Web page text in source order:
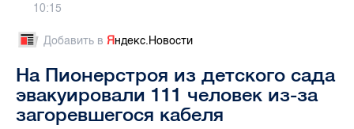
10:15
Добавить в Яндекс.Новости
На Пионерстроя из детского сада
эвакуировали 111 человек из-за
загоревшегося кабеля